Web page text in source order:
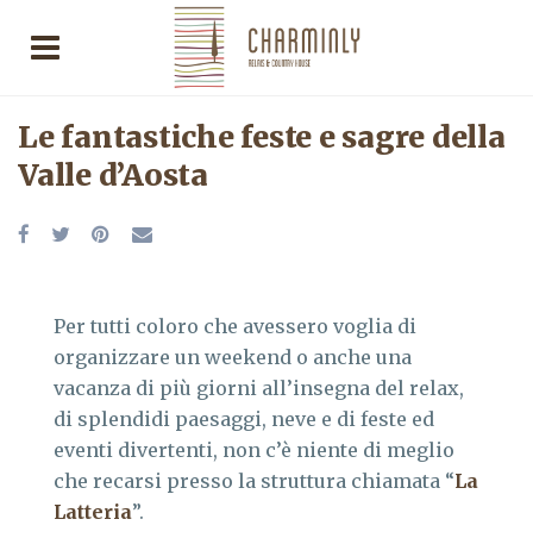
Le fantastiche feste e sagre della
Valle d’Aosta
Per tutti coloro che avessero voglia di
organizzare un weekend o anche una
vacanza di più giorni all’insegna del relax,
di splendidi paesaggi, neve e di feste ed
eventi divertenti, non c’è niente di meglio
che recarsi presso la struttura chiamata “La
Latteria”.